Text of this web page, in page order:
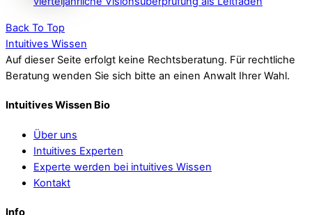
Back To Top
Intuitives Wissen
Auf dieser Seite erfolgt keine Rechtsberatung. Für rechtliche
Beratung wenden Sie sich bitte an einen Anwalt Ihrer Wahl.
Intuitives Wissen Bio
Über uns
Intuitives Experten
Experte werden bei intuitives Wissen
Kontakt
Info